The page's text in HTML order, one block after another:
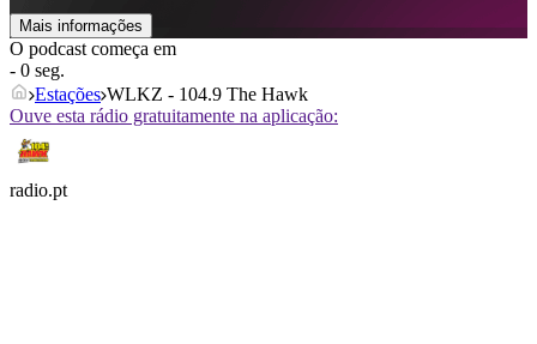
Mais informações
O podcast começa em
- 0 seg.
Estações WLKZ - 104.9 The Hawk
Ouve esta rádio gratuitamente na aplicação:
radio.pt